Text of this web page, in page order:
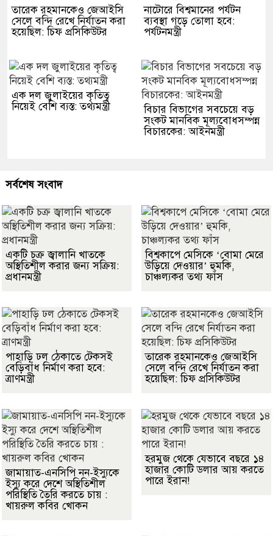
তারেক রহমানকেও জেআইসি
সেলে বন্দি রেখে নির্যাতন করা
হয়েছিল: চিফ প্রসিকিউটর
নাটোরে বিশ্বমানের পর্যটন
ব্যবস্থা গড়ে তোলা হবে:
পর্যটনমন্ত্রী
এক দল জুলাইয়ের কৃতিত্ব
নিয়েই বেশি ব্যস্ত: তথ্যমন্ত্রী
বিচার বিভাগের সবচেয়ে বড়
সংকট মানবিক মূল্যবোধসম্পন্ন
বিচারকের: আইনমন্ত্রী
সর্বশেষ সংবাদ
একটি চক্র জ্বালানি খাতকে
অস্থিতিশীল করার জন্য সক্রিয়:
প্রধানমন্ত্রী
বিশ্বকাপে মেসিকে ‘বোমা মেরে
উড়িয়ে দেওয়ার’ হুমকি,
চাঞ্চল্যকর তথ্য ফাঁস
পাহাড়ি ঢল ঠেকাতে টেকসই
বেড়িবাঁধ নির্মাণ করা হবে:
ত্রাণমন্ত্রী
তারেক রহমানকেও জেআইসি
সেলে বন্দি রেখে নির্যাতন করা
হয়েছিল: চিফ প্রসিকিউটর
জামায়াত-এনসিপি নন-ইস্যুকে
ইস্যু করে দেশে অস্থিতিশীল
পরিস্থিতি তৈরি করতে চায় :
খায়রুল কবির খোকন
হরমুজ থেকে যেভাবে বছরে ১৪
হাজার কোটি ডলার আয় করতে
পারে ইরান!